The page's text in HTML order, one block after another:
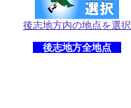
後志地方内の地点を選択
後志地方全地点